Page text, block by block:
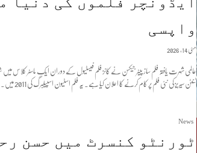
واپسی
مئی 14, 2026
عالمی شہرت یافتہ فلم ساز پیٹر جیکسن نے کانز فلم فیسٹیول کے دوران ایک ماسٹر
ٹنٹن سیریز کی نئی فلم پر کام کرنے کا اعلان کیا ہے۔ یہ فلم اسٹیون اسپیلبرگ کی 2011 میں...
News
ٹورنٹو کنسرٹ میں حسن